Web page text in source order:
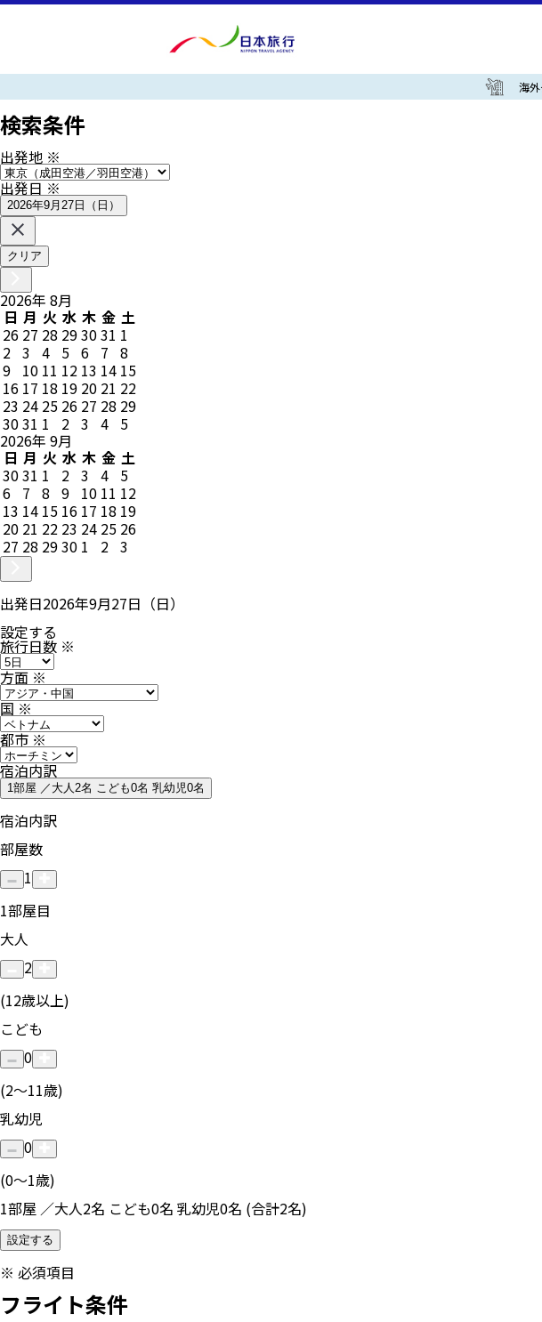
海
検索条件
出発地 ※
出発日※
2026年9月27日（日）
クリア
2026年 8月
日 月 火 水 木 金 土
26 27 28 293031 1
2 3 4 5 6 7 8
9 10 11 12 13 14 15
16 17 18 19 20 21 22
23 24 25 26 27 28 29
3031 1 2 3 4 5
2026年 9月
日 月 火 水 木 金 土
3031 1 2 3 4 5
6 7 8 9 10 11 12
13 14 15 16 17 18 19
20 21 22 23 24 25 26
27 28 2930 1 2 3
出発日2026年9月27日（日）
設定する
旅行日数 ※
方面※
国※
都市※
宿泊内訳
1部屋 ／大人2名 こども0名 乳幼児0名
宿泊内訳
部屋数
1
1部屋目
大人
2
(12歳以上)
こども
0
(2〜11歳)
乳幼児
0
(0〜1歳)
1部屋 ／大人2名 こども0名 乳幼児0名 (合計2名)
設定する
※ 必須項目
フライト条件